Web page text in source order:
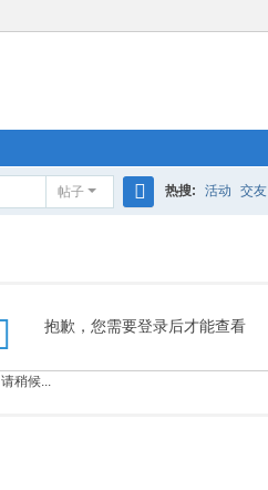
帖子 热搜: 活动 交友
抱歉，您需要登录后才能查看
请稍候...